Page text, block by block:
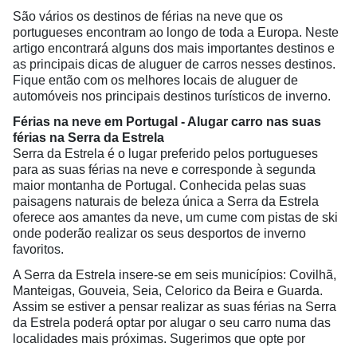
São vários os destinos de férias na neve que os
portugueses encontram ao longo de toda a Europa. Neste
artigo encontrará alguns dos mais importantes destinos e
as principais dicas de aluguer de carros nesses destinos.
Fique então com os melhores locais de aluguer de
automóveis nos principais destinos turísticos de inverno.
Férias na neve em Portugal - Alugar carro nas suas
férias na Serra da Estrela
Serra da Estrela é o lugar preferido pelos portugueses
para as suas férias na neve e corresponde à segunda
maior montanha de Portugal. Conhecida pelas suas
paisagens naturais de beleza única a Serra da Estrela
oferece aos amantes da neve, um cume com pistas de ski
onde poderão realizar os seus desportos de inverno
favoritos.
A Serra da Estrela insere-se em seis municípios: Covilhã,
Manteigas, Gouveia, Seia, Celorico da Beira e Guarda.
Assim se estiver a pensar realizar as suas férias na Serra
da Estrela poderá optar por alugar o seu carro numa das
localidades mais próximas. Sugerimos que opte por